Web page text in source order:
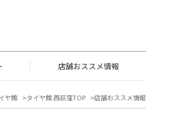
店舗おススメ情報
ヤ館 タイヤ館 西荻窪TOP 店舗おススメ情報